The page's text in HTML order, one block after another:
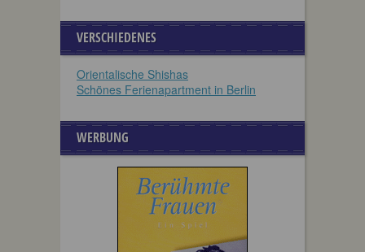
VERSCHIEDENES
Orientalische Shishas
Schönes Ferienapartment in Berlin
WERBUNG